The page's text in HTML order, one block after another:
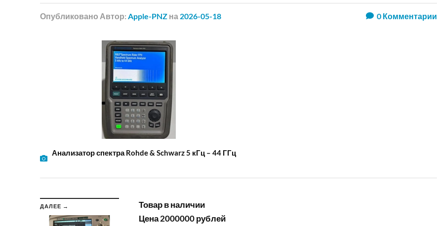
Опубликовано Автор: Apple-PNZ на 2026-05-18 0Комментарии
Анализатор спектра Rohde & Schwarz 5 кГц – 44 ГГц
ДАЛЕЕ →
Товар в наличии
Цена 2000000 рублей